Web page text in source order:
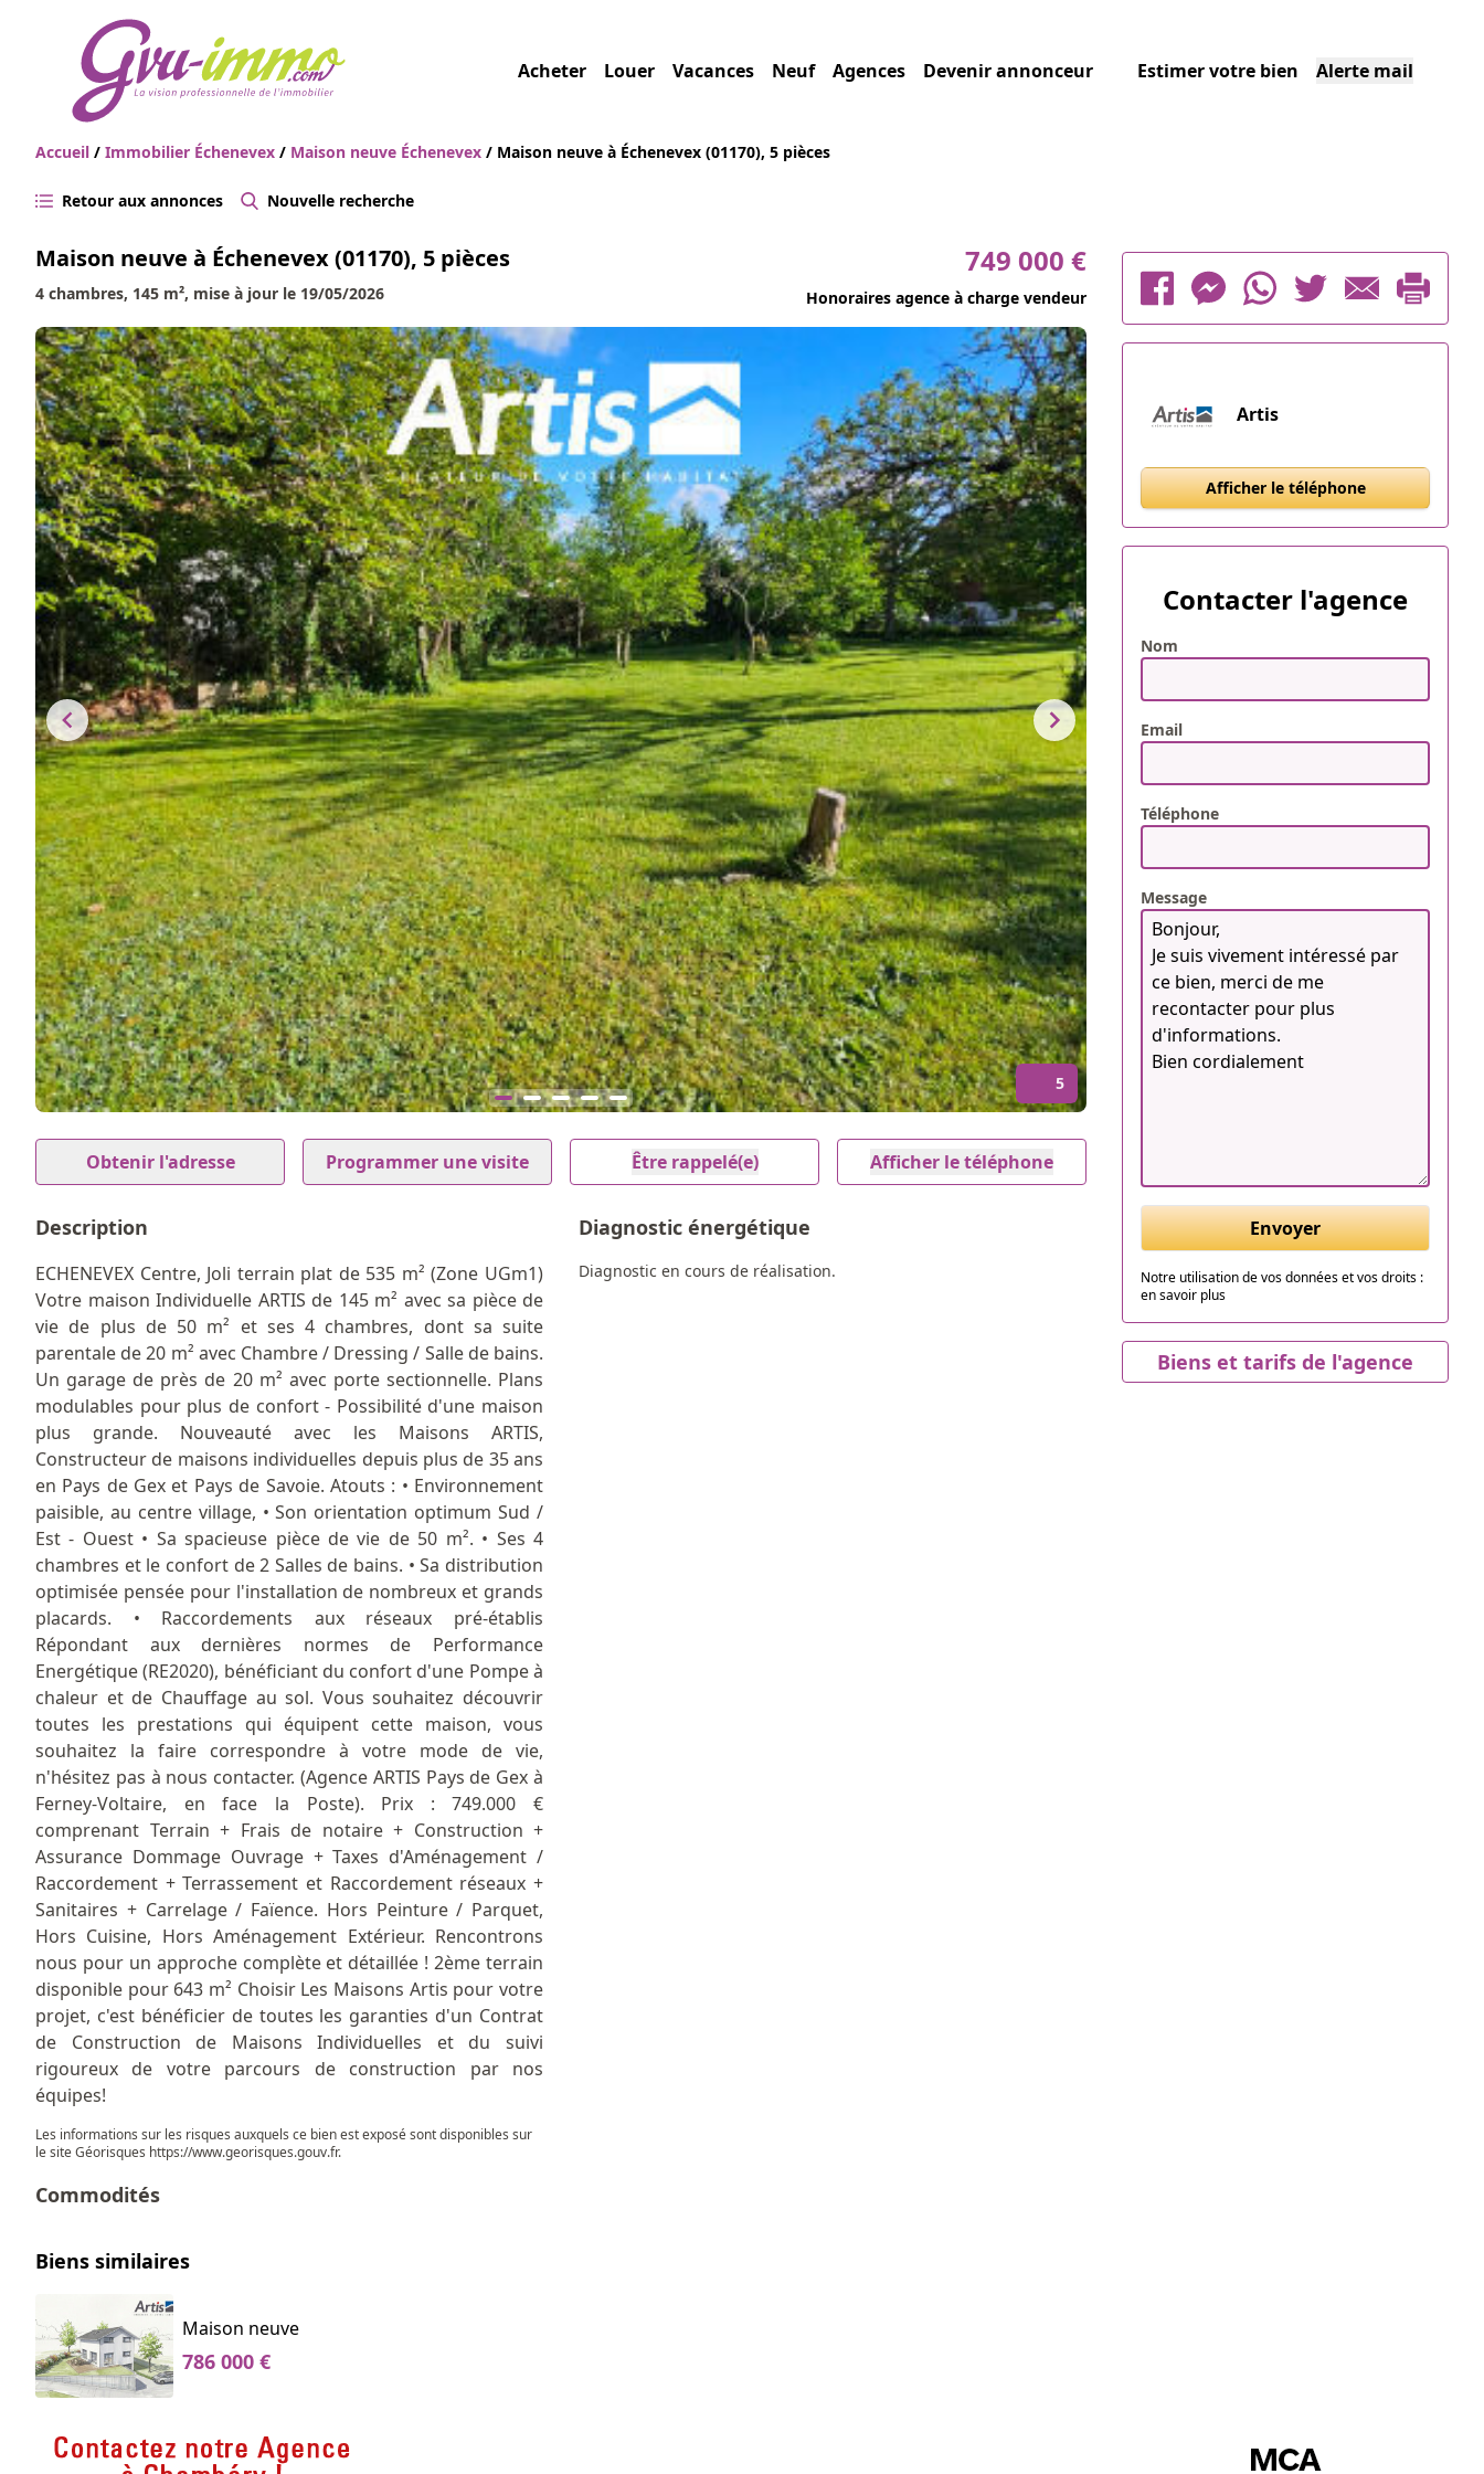
Acheter Louer Vacances Neuf Agences Devenir annonceur Estimer votre bien Alerte mail
Accueil / Immobilier Échenevex / Maison neuve Échenevex / Maison neuve à Échenevex (01170), 5 pièces
Retour aux annonces Nouvelle recherche
Maison neuve à Échenevex (01170), 5 pièces
4 chambres, 145 m², mise à jour le 19/05/2026
749 000 €
Honoraires agence à charge vendeur
5
1
of
Obtenir l'adresse Programmer une visite Être rappelé(e) Afficher le téléphone
Description
ECHENEVEX Centre, Joli terrain plat de 535 m² (Zone UGm1)
Votre maison Individuelle ARTIS de 145 m² avec sa pièce de
vie de plus de 50 m² et ses 4 chambres, dont sa suite
parentale de 20 m² avec Chambre / Dressing / Salle de bains.
Un garage de près de 20 m² avec porte sectionnelle. Plans
modulables pour plus de confort - Possibilité d'une maison
plus grande. Nouveauté avec les Maisons ARTIS,
Constructeur de maisons individuelles depuis plus de 35 ans
en Pays de Gex et Pays de Savoie. Atouts : • Environnement
paisible, au centre village, • Son orientation optimum Sud /
Est - Ouest • Sa spacieuse pièce de vie de 50 m². • Ses 4
chambres et le confort de 2 Salles de bains. • Sa distribution
optimisée pensée pour l'installation de nombreux et grands
placards. • Raccordements aux réseaux pré-établis
Répondant aux dernières normes de Performance
Energétique (RE2020), bénéficiant du confort d'une Pompe à
chaleur et de Chauffage au sol. Vous souhaitez découvrir
toutes les prestations qui équipent cette maison, vous
souhaitez la faire correspondre à votre mode de vie,
n'hésitez pas à nous contacter. (Agence ARTIS Pays de Gex à
Ferney-Voltaire, en face la Poste). Prix : 749.000 €
comprenant Terrain + Frais de notaire + Construction +
Assurance Dommage Ouvrage + Taxes d'Aménagement /
Raccordement + Terrassement et Raccordement réseaux +
Sanitaires + Carrelage / Faïence. Hors Peinture / Parquet,
Hors Cuisine, Hors Aménagement Extérieur. Rencontrons
nous pour un approche complète et détaillée ! 2ème terrain
disponible pour 643 m² Choisir Les Maisons Artis pour votre
projet, c'est bénéficier de toutes les garanties d'un Contrat
de Construction de Maisons Individuelles et du suivi
rigoureux de votre parcours de construction par nos
équipes!
Les informations sur les risques auxquels ce bien est exposé sont disponibles sur
le site Géorisques https://www.georisques.gouv.fr.
Diagnostic énergétique
Diagnostic en cours de réalisation.
Commodités
Artis
Afficher le téléphone
Contacter l'agence
Nom
Email
Téléphone
Message
Envoyer
Notre utilisation de vos données et vos droits :
en savoir plus
Biens et tarifs de l'agence
Biens similaires
Maison neuve
786 000 €